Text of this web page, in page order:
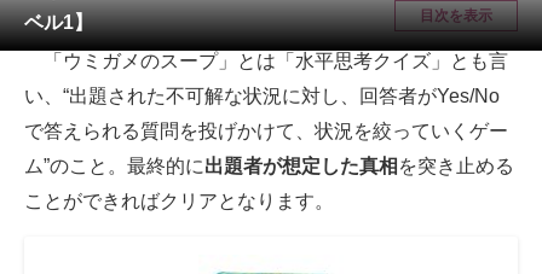
メディア
注目記事を集めた総合ページ
ITの今と未来を見通す
スマホと通信の最新トレンド
進化するPCとデバイスの未来
ベル1】
目次を表示
「ウミガメのスープ」とは「水平思考クイズ」とも言
い、“出題された不可解な状況に対し、回答者がYes/No
で答えられる質問を投げかけて、状況を絞っていくゲー
ム”のこと。最終的に出題者が想定した真相 を突き止める
ことができればクリアとなります。